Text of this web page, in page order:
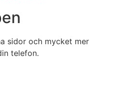
sidor och mycket mer
telefon.